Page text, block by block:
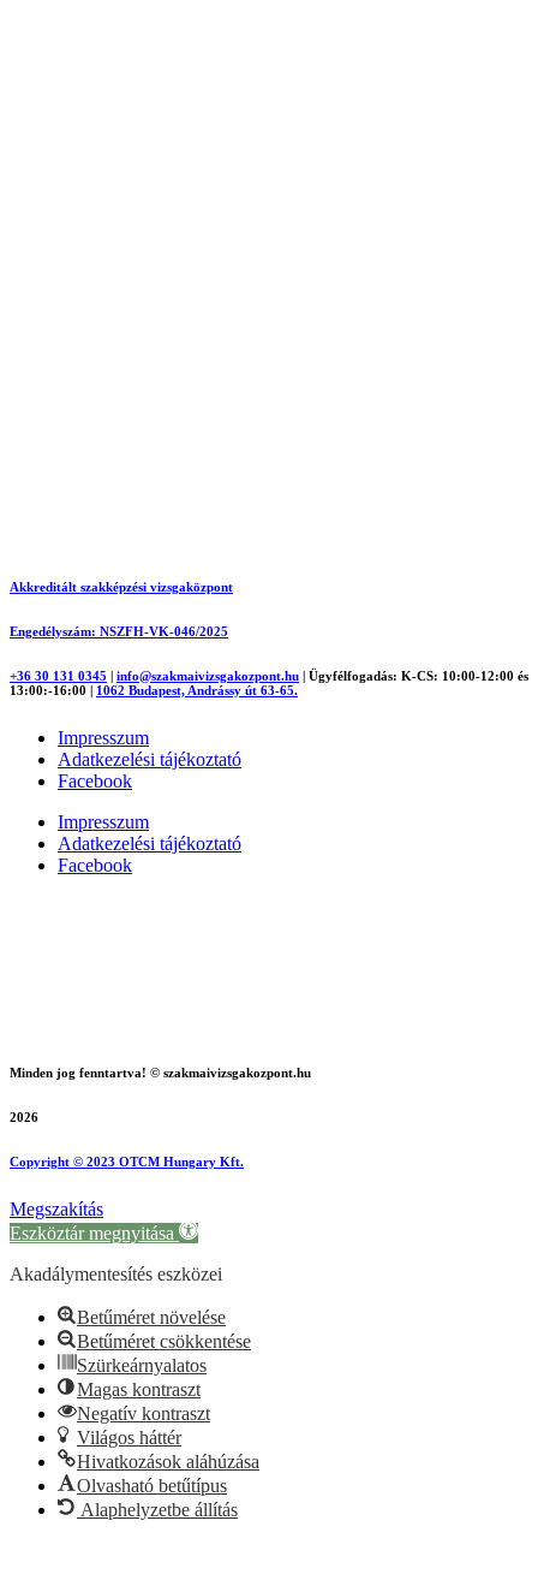
Akkreditált szakképzési vizsgaközpont
Engedélyszám: NSZFH-VK-046/2025
+36 30 131 0345 info@szakmaivizsgakozpont.hu
Ügyfélfogadás: K-CS: 10:00-12:00 és
13:00:-16:00
1062 Budapest, Andrássy út 63-65.
Impresszum
Adatkezelési tájékoztató
Facebook
Impresszum
Adatkezelési tájékoztató
Facebook
Minden jog fenntartva! © szakmaivizsgakozpont.hu
2026
Copyright © 2023 OTCM Hungary Kft.
Megszakítás
Eszköztár megnyitása
Akadálymentesítés eszközei
Betűméret növelése
Betűméret csökkentése
Szürkeárnyalatos
Magas kontraszt
Negatív kontraszt
Világos háttér
Hivatkozások aláhúzása
Olvasható betűtípus
Alaphelyzetbe állítás